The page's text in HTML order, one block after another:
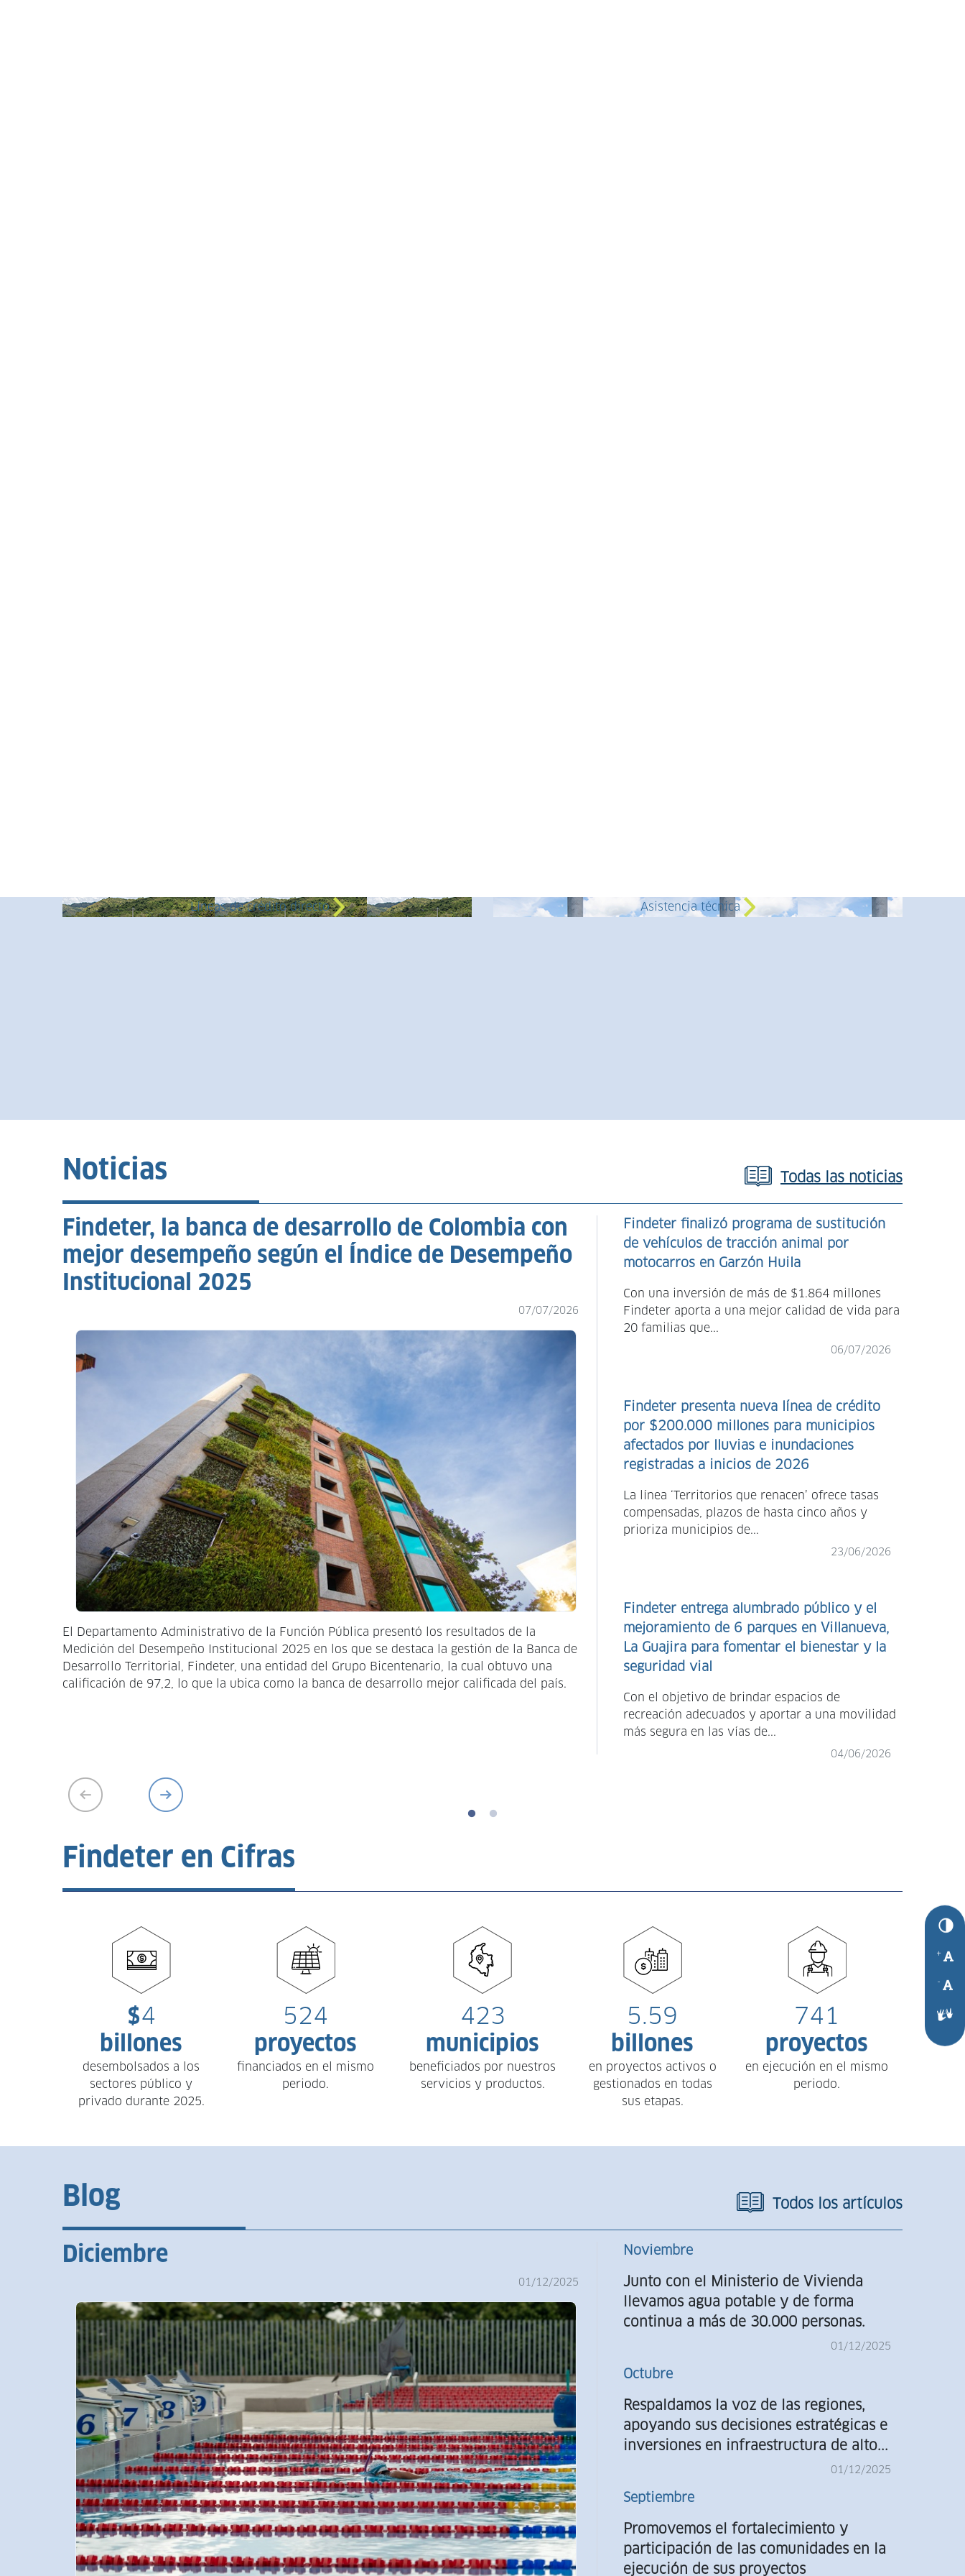
Líneas de crédito directo
Asistencia técnica
Noticias Todas las noticias
Findeter, la banca de desarrollo de Colombia con
mejor desempeño según el Índice de Desempeño
Institucional 2025
07/07/2026
El Departamento Administrativo de la Función Pública presentó los resultados de la
Medición del Desempeño Institucional 2025 en los que se destaca la gestión de la Banca de
Desarrollo Territorial, Findeter, una entidad del Grupo Bicentenario, la cual obtuvo una
calificación de 97,2, lo que la ubica como la banca de desarrollo mejor calificada del país.
Findeter finalizó programa de sustitución
de vehículos de tracción animal por
motocarros en Garzón Huila
Con una inversión de más de $1.864 millones
Findeter aporta a una mejor calidad de vida para
20 familias que...
06/07/2026
Findeter presenta nueva línea de crédito
por $200.000 millones para municipios
afectados por lluvias e inundaciones
registradas a inicios de 2026
La línea ‘Territorios que renacen’ ofrece tasas
compensadas, plazos de hasta cinco años y
prioriza municipios de...
23/06/2026
Findeter entrega alumbrado público y el
mejoramiento de 6 parques en Villanueva,
La Guajira para fomentar el bienestar y la
seguridad vial
Con el objetivo de brindar espacios de
recreación adecuados y aportar a una movilidad
más segura en las vías de...
04/06/2026
Findeter en Cifras
$4
billones
desembolsados a los
sectores público y
privado durante 2025.
524
proyectos
financiados en el mismo
periodo.
423
municipios
beneficiados por nuestros
servicios y productos.
5.59
billones
en proyectos activos o
gestionados en todas
sus etapas.
741
proyectos
en ejecución en el mismo
periodo.
Blog Todos los artículos
Diciembre
01/12/2025
Noviembre
Junto con el Ministerio de Vivienda
llevamos agua potable y de forma
continua a más de 30.000 personas.
01/12/2025
Octubre
Respaldamos la voz de las regiones,
apoyando sus decisiones estratégicas e
inversiones en infraestructura de alto...
01/12/2025
Septiembre
Promovemos el fortalecimiento y
participación de las comunidades en la
ejecución de sus proyectos